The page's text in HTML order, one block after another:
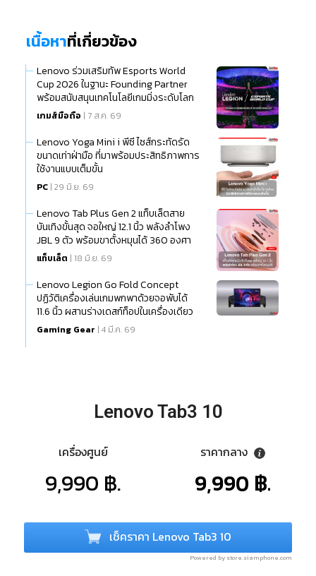
เนื้อหาที่เกี่ยวข้อง
Lenovo ร่วมเสริมทัพ Esports World
Cup 2026 ในฐานะ Founding Partner
พร้อมสนับสนุนเทคโนโลยีเกมมิ่งระดับโลก
เกมส์มือถือ | 7 ส.ค. 69
Lenovo Yoga Mini i พีซี ไซส์กระทัดรัด
ขนาดเท่าฝ่ามือ ที่มาพร้อมประสิทธิภาพการ
ใช้งานแบบเต็มขั้น
PC | 29 มิ.ย. 69
Lenovo Tab Plus Gen 2 แท็บเล็ตสาย
บันเทิงขั้นสุด จอใหญ่ 12.1 นิ้ว พลังลำโพง
JBL 9 ตัว พร้อมขาตั้งหมุนได้ 360 องศา
แท็บเล็ต | 18 มิ.ย. 69
Lenovo Legion Go Fold Concept
ปฏิวัติเครื่องเล่นเกมพกพาด้วยจอพับได้
11.6 นิ้ว ผสานร่างเดสก์ท็อปในเครื่องเดียว
Gaming Gear | 4 มี.ค. 69
Lenovo Tab3 10
เครื่องศูนย์
9,990 ฿.
ราคากลาง
9,990 ฿.
เช็คราคา Lenovo Tab3 10
Powered by store.siamphone.com